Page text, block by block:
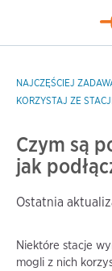
NAJCZĘŚCIEJ
KORZYSTAJ ZE STACJI
Czym są
jak
Ostatnia
Niektóre stacje
mogli z nich